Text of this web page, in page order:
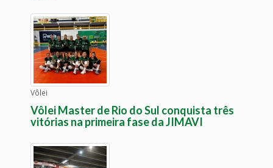
Vôlei
Vôlei Master de Rio do Sul conquista três
vitórias na primeira fase da JIMAVI